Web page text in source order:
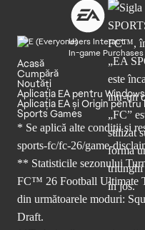
Users Interact
In-game
Acasă
Cumpără
Noutăți
Aplicația EA pentru Windows
Aplicația EA și Origin pentru
Sports Games
* Se aplică alte condiții și
sports-fc/fc-26/game-
** Statisticile sezonului
FC™ 26 Football Ultimate
din următoarele moduri:
Draft.